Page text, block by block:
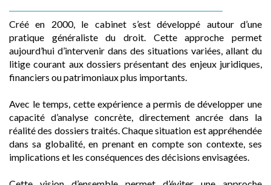
Créé en 2000, le cabinet s’est développé autour d’une
pratique généraliste du droit. Cette approche permet
aujourd’hui d’intervenir dans des situations variées, allant du
litige courant aux dossiers présentant des enjeux juridiques,
financiers ou patrimoniaux plus importants.
Avec le temps, cette expérience a permis de développer une
capacité d’analyse concrète, directement ancrée dans la
réalité des dossiers traités. Chaque situation est appréhendée
dans sa globalité, en prenant en compte son contexte, ses
implications et les conséquences des décisions envisagées.